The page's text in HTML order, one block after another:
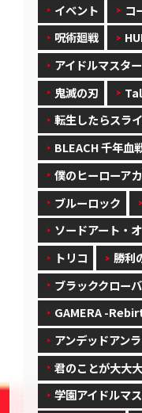
イベント
コ
呪術廻戦
アイドルマスタ
鬼滅の刃
転生したらスラ
BLEACH 千年血
僕のヒーローア
ブルーロック
ソードアート・
トリコ
勝利
ブラッククロー
GAMERA -
アンデッドアン
君のことが大大
学園アイドルマ